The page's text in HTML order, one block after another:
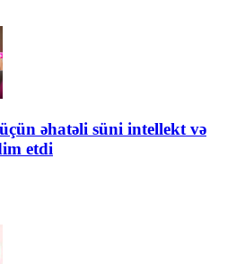
əhatəli süni intellekt və
etdi